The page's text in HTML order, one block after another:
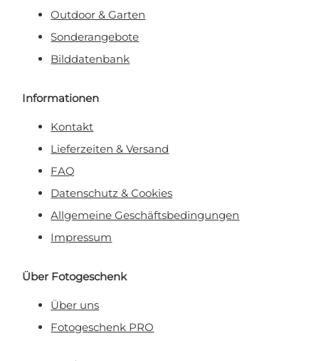
Outdoor & Garten
Sonderangebote
Bilddatenbank
Informationen
Kontakt
Lieferzeiten & Versand
FAQ
Datenschutz & Cookies
Allgemeine Geschäftsbedingungen
Impressum
Über Fotogeschenk
Über uns
Fotogeschenk PRO